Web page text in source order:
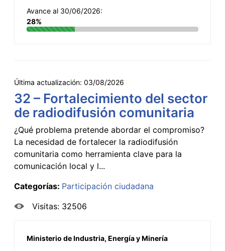
Avance al 30/06/2026:
28%
Última actualización: 03/08/2026
32 – Fortalecimiento del sector
de radiodifusión comunitaria
¿Qué problema pretende abordar el compromiso?
La necesidad de fortalecer la radiodifusión
comunitaria como herramienta clave para la
comunicación local y l...
Categorías: Participación ciudadana
Visitas: 32506
Ministerio de Industria, Energía y Minería